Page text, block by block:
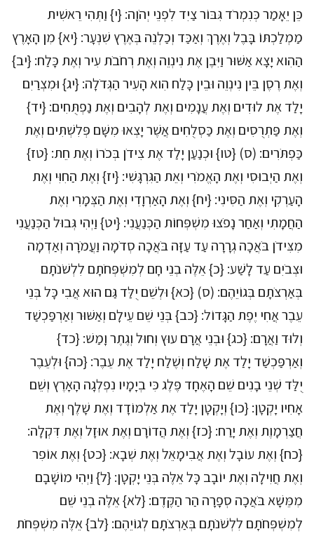
כֵּן יֵאָמַר כְּנִמְרֹד גִּבּוֹר צַיִד לִפְנֵי יְהֹוָה: {י} וַתְּהִי רֵאשִׁית
מַמְלַכְתּוֹ בָּבֶל וְאֶרֶךְ וְאַכַּד וְכַלְנֵה בְּאֶרֶץ שִׁנְעָר: {יא} מִן הָאָרֶץ
הַהִוא יָצָא אַשּׁוּר וַיִּבֶן אֶת נִינְוֵה וְאֶת רְחֹבֹת עִיר וְאֶת כָּלַח: {יב}
וְאֶת רֶסֶן בֵּין נִינְוֵה וּבֵין כָּלַח הִוא הָעִיר הַגְּדֹלָה: {יג} וּמִצְרַיִם
יָלַד אֶת לוּדִים וְאֶת עֲנָמִים וְאֶת לְהָבִים וְאֶת נַפְתֻּחִים: {יד}
וְאֶת פַּתְרֻסִים וְאֶת כַּסְלֻחִים אֲשֶׁר יָצְאוּ מִשָּׁם פְּלִשְׁתִּים וְאֶת
כַּפְתֹּרִים: (ס) {טו} וּכְנַעַן יָלַד אֶת צִידֹן בְּכֹרוֹ וְאֶת חֵת: {טז}
וְאֶת הַיְבוּסִי וְאֶת הָאֱמֹרִי וְאֵת הַגִּרְגָּשִׁי: {יז} וְאֶת הַחִוִּי וְאֶת
הָעַרְקִי וְאֶת הַסִּינִי: {יח} וְאֶת הָאַרְוָדִי וְאֶת הַצְּמָרִי וְאֶת
הַחֲמָתִי וְאַחַר נָפֹצוּ מִשְׁפְּחוֹת הַכְּנַעֲנִי: {יט} וַיְהִי גְּבוּל הַכְּנַעֲנִי
מִצִּידֹן בֹּאֲכָה גְרָרָה עַד עַזָּה בֹּאֲכָה סְדֹמָה וַעֲמֹרָה וְאַדְמָה
וּצְבֹיִם עַד לָשַׁע: {כ} אֵלֶּה בְנֵי חָם לְמִשְׁפְּחֹתָם לִלְשֹׁנֹתָם
בְּאַרְצֹתָם בְּגוֹיֵהֶם: (ס) {כא} וּלְשֵׁם יֻלַּד גַּם הוּא אֲבִי כָּל בְּנֵי
עֵבֶר אֲחִי יֶפֶת הַגָּדוֹל: {כב} בְּנֵי שֵׁם עֵילָם וְאַשּׁוּר וְאַרְפַּכְשַׁד
וְלוּד וַאֲרָם: {כג} וּבְנֵי אֲרָם עוּץ וְחוּל וְגֶתֶר וָמַשׁ: {כד}
וְאַרְפַּכְשַׁד יָלַד אֶת שָׁלַח וְשֶׁלַח יָלַד אֶת עֵבֶר: {כה} וּלְעֵבֶר
יֻלַּד שְׁנֵי בָנִים שֵׁם הָאֶחָד פֶּלֶג כִּי בְיָמָיו נִפְלְגָה הָאָרֶץ וְשֵׁם
אָחִיו יָקְטָן: {כו} וְיָקְטָן יָלַד אֶת אַלְמוֹדָד וְאֶת שָׁלֶף וְאֶת
חֲצַרְמָוֶת וְאֶת יָרַח: {כז} וְאֶת הֲדוֹרָם וְאֶת אוּזָל וְאֶת דִּקְלָה:
{כח} וְאֶת עוֹבָל וְאֶת אֲבִימָאֵל וְאֶת שְׁבָא: {כט} וְאֶת אוֹפִר
וְאֶת חֲוִילָה וְאֶת יוֹבָב כָּל אֵלֶּה בְּנֵי יָקְטָן: {ל} וַיְהִי מוֹשָׁבָם
מִמֵּשָׁא בֹּאֲכָה סְפָרָה הַר הַקֶּדֶם: {לא} אֵלֶּה בְנֵי שֵׁם
לְמִשְׁפְּחֹתָם לִלְשֹׁנֹתָם בְּאַרְצֹתָם לְגוֹיֵהֶם: {לב} אֵלֶּה מִשְׁפְּחֹת